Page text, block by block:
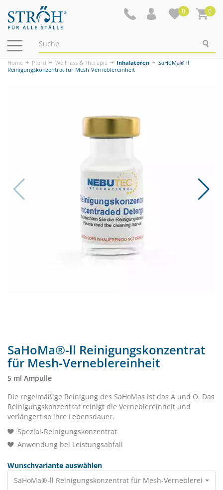
0 0
Navigation
ein-/ausblenden
Home Pferd Wellness & Therapie Inhalatoren
SaHoMa®-ll
Reinigungskonzentrat für Mesh-Verneblereinheit
SaHoMa®-ll Reinigungskonzentrat
für Mesh-Verneblereinheit
5 ml Ampulle
Die regelmäßige Reinigung des SaHoMas ist das A und O. Das
Reinigungskonzentrat reinigt die Verneblereinheit und
verlängert so ihre Lebensdauer.
Spezial-Reinigungskonzentrat
Anwendung bei Leistungsabfall
Wunschvariante auswählen
SaHoMa®-ll Reinigungskonzentrat für Mesh-Verneblereinheit